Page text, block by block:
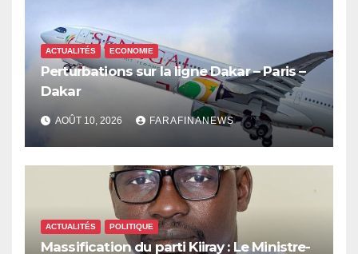
ACTUALITÉS ECONOMIE
Perturbations sur la ligne Dakar – Paris –
Dakar
AOÛT 10, 2026 FARAFINANEWS
ACTUALITÉS POLITIQUE
Massification du parti Kiiray : Le Ministre-